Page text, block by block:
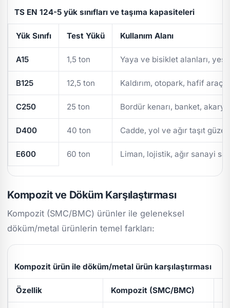
TS EN 124-5 yük sınıfları ve taşıma kapasiteleri
Yük Sınıfı Test Yükü Kullanım Alanı
A15 1,5 ton Yaya ve bisiklet alanları,
B125 12,5 ton Kaldırım, otopark, hafif araç
C250 25 ton Bordür kenarı, banket,
D400 40 ton Cadde, yol ve ağır taşıt
E600 60 ton Liman, lojistik, ağır sanayi
Kompozit ve Döküm Karşılaştırması
Kompozit (SMC/BMC) ürünler ile geleneksel
döküm/metal ürünlerin temel farkları:
Kompozit ürün ile döküm/metal ürün karşılaştırması
Özellik Kompozit (SMC/BMC)